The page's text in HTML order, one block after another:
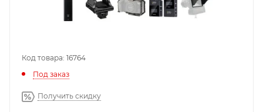
Код товара: 16764
Под заказ
Получить скидку